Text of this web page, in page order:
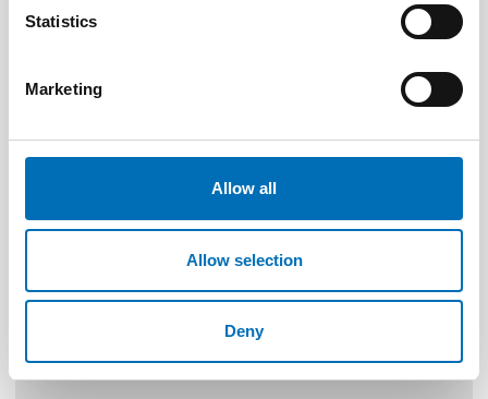
Statistics
Marketing
Allow all
Allow selection
Deny
Nordisk samarbeid om
10 11 NOV 2026